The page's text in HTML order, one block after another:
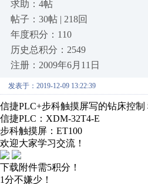
求助：4帖
帖子：30帖 | 218回
年度积分：110
历史总积分：2549
注册：2009年6月11日
发表于：2019-12-09 13:22:39
信捷PLC+步科触摸屏写的钻床控制
信捷PLC：XDM-32T4-E
步科触摸屏：ET100
欢迎大家学习交流！
下载附件需5积分！
1分不嫌少！